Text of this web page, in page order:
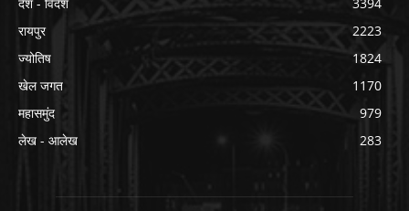
रायपुर
2223
ज्योतिष
1824
खेल जगत
1170
महासमुंद
979
लेख - आलेख
283